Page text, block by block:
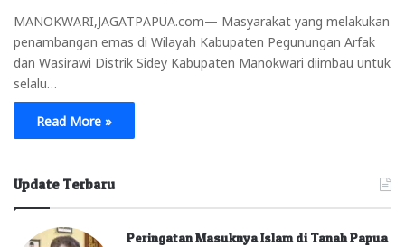
MANOKWARI,JAGATPAPUA.com— Masyarakat yang melakukan
penambangan emas di Wilayah Kabupaten Pegunungan Arfak
dan Wasirawi Distrik Sidey Kabupaten Manokwari diimbau untuk
selalu…
Read More »
Update Terbaru
Peringatan Masuknya Islam di Tanah Papua